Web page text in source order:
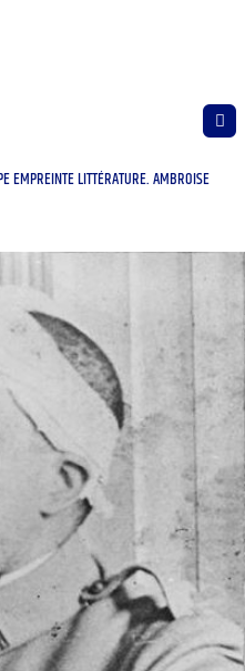
EMPREINTE LITTÉRATURE. AMBROISE